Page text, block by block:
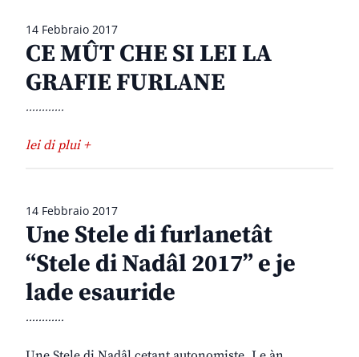
14 Febbraio 2017
CE MÛT CHE SI LEI LA
GRAFIE FURLANE
............
lei di plui +
14 Febbraio 2017
Une Stele di furlanetât
“Stele di Nadâl 2017” e je
lade esauride
............